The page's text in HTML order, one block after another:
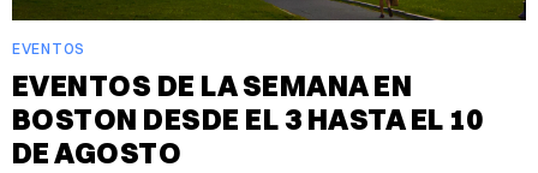
EVENTOS
EVENTOS DE LA SEMANA EN
BOSTON DESDE EL 3 HASTA EL 10
DE AGOSTO